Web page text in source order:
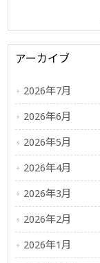
アーカイブ
2026年7月
2026年6月
2026年5月
2026年4月
2026年3月
2026年2月
2026年1月